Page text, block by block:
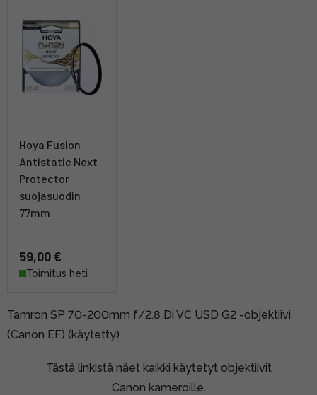
Hoya Fusion
Antistatic Next
Protector
suojasuodin
77mm
59,00 €
Toimitus heti
Tamron SP 70-200mm f/2.8 Di VC USD G2 -objektiivi
(Canon EF) (käytetty)
Tästä linkistä näet kaikki käytetyt objektiivit
Canon kameroille.